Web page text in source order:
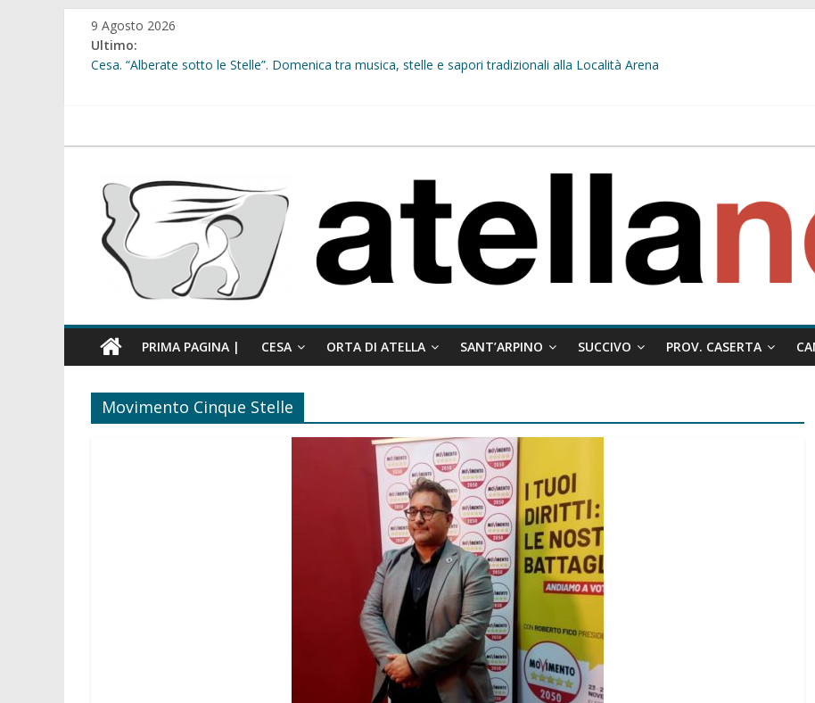
Salta
contenuto
9 Agosto 2026
Ultimo:
Cesa. “Alberate sotto le Stelle”. Domenica tra musica, stelle e sapori tradizionali alla Località Arena
Sant’Arpino. Consiglio comunale del 29 luglio, il gruppo misto:”La verità dei fatti, le bugie hanno le gambe corte. Altro che
atellanews.it
PRIMA PAGINA | CESA ORTA DI ATELLA SANT’ARPINO SUCCIVO PROV. CASERTA
Movimento Cinque Stelle